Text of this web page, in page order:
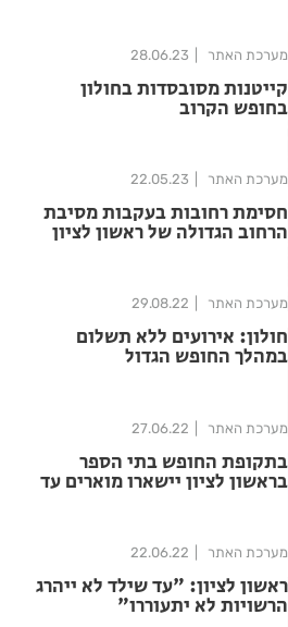
מערכת האתר 28.06.23
קייטנות מסובסדות בחולון
בחופש הקרוב
מערכת האתר 22.05.23
חסימת רחובות בעקבות מסיבת
הרחוב הגדולה של ראשון לציון
מערכת האתר 29.08.22
חולון: אירועים ללא תשלום
במהלך החופש הגדול
מערכת האתר 27.06.22
בתקופת החופש בתי הספר
בראשון לציון יישארו מוארים עד
מערכת האתר 22.06.22
ראשון לציון: "עד שילד לא ייהרג
הרשויות לא יתעוררו"